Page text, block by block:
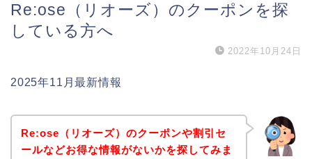
Re:ose（リオーズ）のクーポンを探
している方へ
2022年10月24日
2025年11月最新情報
Re:ose（リオーズ）のクーポンや割引セ
ールなどお得な情報がないかを探してみま